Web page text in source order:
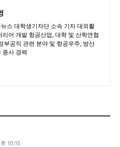
뉴스 대학생기자단 소속 기자 대외활
리어 개발 항공산업, 대학 및 산학연협
부공직 관련 분야 및 항공우주, 방산
종사 경력
10:15